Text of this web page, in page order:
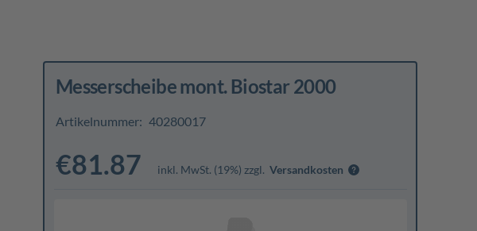
Messerscheibe mont. Biostar 2000
Artikelnummer: 40280017
€81.87 inkl. MwSt. (19%) zzgl. Versandkosten